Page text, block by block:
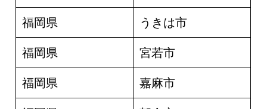
福岡県 うきは市
福岡県 宮若市
福岡県 嘉麻市